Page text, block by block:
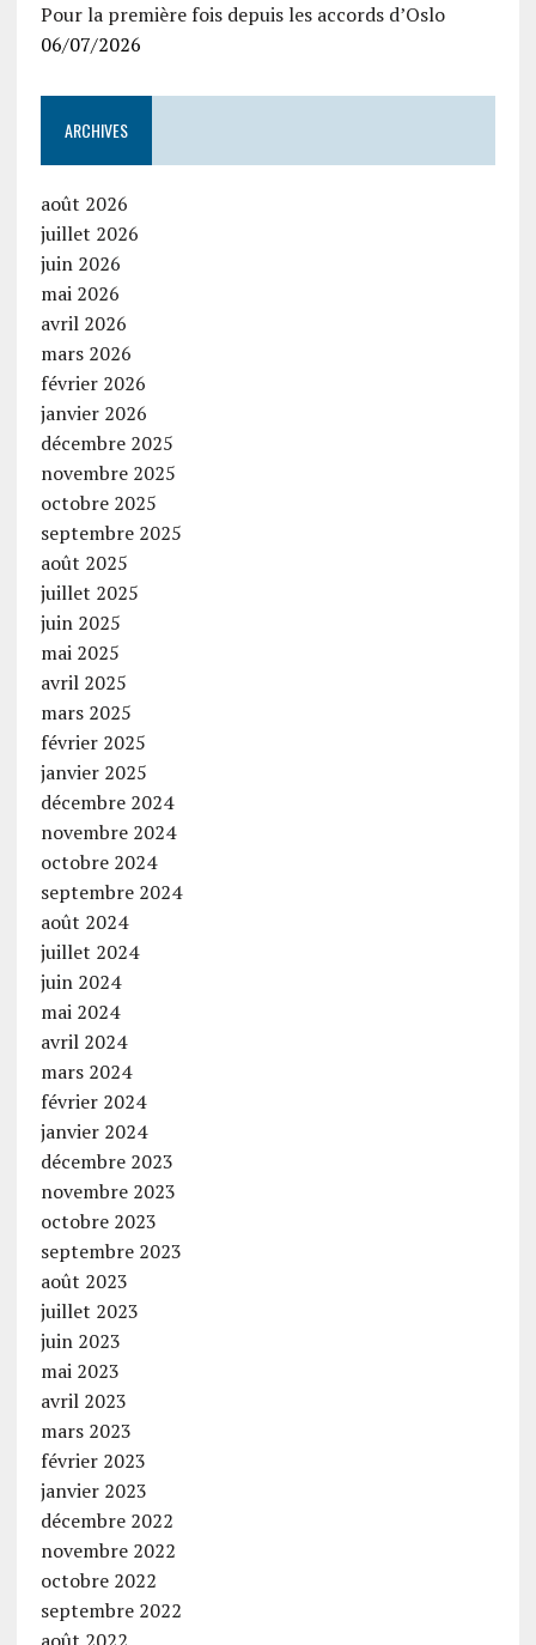
Pour la première fois depuis les accords d’Oslo
06/07/2026
ARCHIVES
août 2026
juillet 2026
juin 2026
mai 2026
avril 2026
mars 2026
février 2026
janvier 2026
décembre 2025
novembre 2025
octobre 2025
septembre 2025
août 2025
juillet 2025
juin 2025
mai 2025
avril 2025
mars 2025
février 2025
janvier 2025
décembre 2024
novembre 2024
octobre 2024
septembre 2024
août 2024
juillet 2024
juin 2024
mai 2024
avril 2024
mars 2024
février 2024
janvier 2024
décembre 2023
novembre 2023
octobre 2023
septembre 2023
août 2023
juillet 2023
juin 2023
mai 2023
avril 2023
mars 2023
février 2023
janvier 2023
décembre 2022
novembre 2022
octobre 2022
septembre 2022